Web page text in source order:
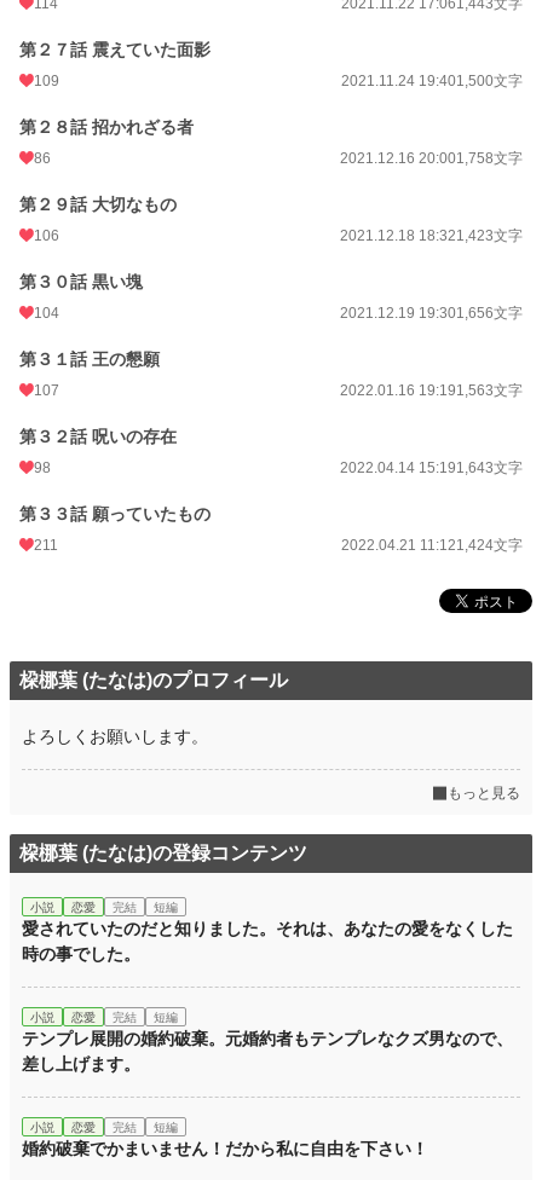
114 2021.11.22 17:061,443文字
第２７話 震えていた面影
109 2021.11.24 19:401,500文字
第２８話 招かれざる者
86 2021.12.16 20:001,758文字
第２９話 大切なもの
106 2021.12.18 18:321,423文字
第３０話 黒い塊
104 2021.12.19 19:301,656文字
第３１話 王の懇願
107 2022.01.16 19:191,563文字
第３２話 呪いの存在
98 2022.04.14 15:191,643文字
第３３話 願っていたもの
211 2022.04.21 11:121,424文字
桗梛葉 (たなは)のプロフィール
よろしくお願いします。
もっと見る
桗梛葉 (たなは)の登録コンテンツ
小説 恋愛 完結 短編
愛されていたのだと知りました。それは、あなたの愛をなくした
時の事でした。
小説 恋愛 完結 短編
テンプレ展開の婚約破棄。元婚約者もテンプレなクズ男なので、
差し上げます。
小説 恋愛 完結 短編
婚約破棄でかまいません！だから私に自由を下さい！